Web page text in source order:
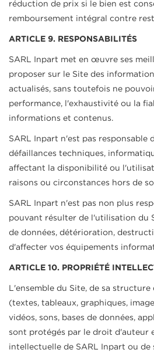
réduction de prix si le bien est
remboursement intégral contre
ARTICLE 9. RESPONSABILITÉS
SARL Inpart met en œuvre ses
proposer sur le Site des
actualisés, sans toutefois ne
performance, l'exhaustivité ou la
informations et contenus.
SARL Inpart n'est pas responsable
défaillances techniques,
affectant la disponibilité ou
raisons ou circonstances hors de
SARL Inpart n'est pas non plus
pouvant résulter de l'utilisation du
de données, détérioration,
d'affecter vos équipements
ARTICLE 10. PROPRIÉTÉ
L'ensemble du Site, de sa
(textes, tableaux, graphiques,
vidéos, sons, bases de données,
sont protégés par le droit d'auteur
intellectuelle de SARL Inpart ou de